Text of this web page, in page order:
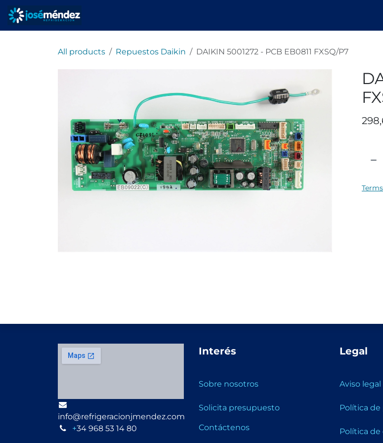
Ir al contenido
All products Repuestos Daikin DAIKIN 5001272 - PCB EB0811 FXSQ/P7
info@refrigeracionjmendez.com
+34 968 53 14 80
Interés
Sobre nosotros
Solicita presupuesto
Contáctenos
Legal
Aviso legal
Política de
Política de